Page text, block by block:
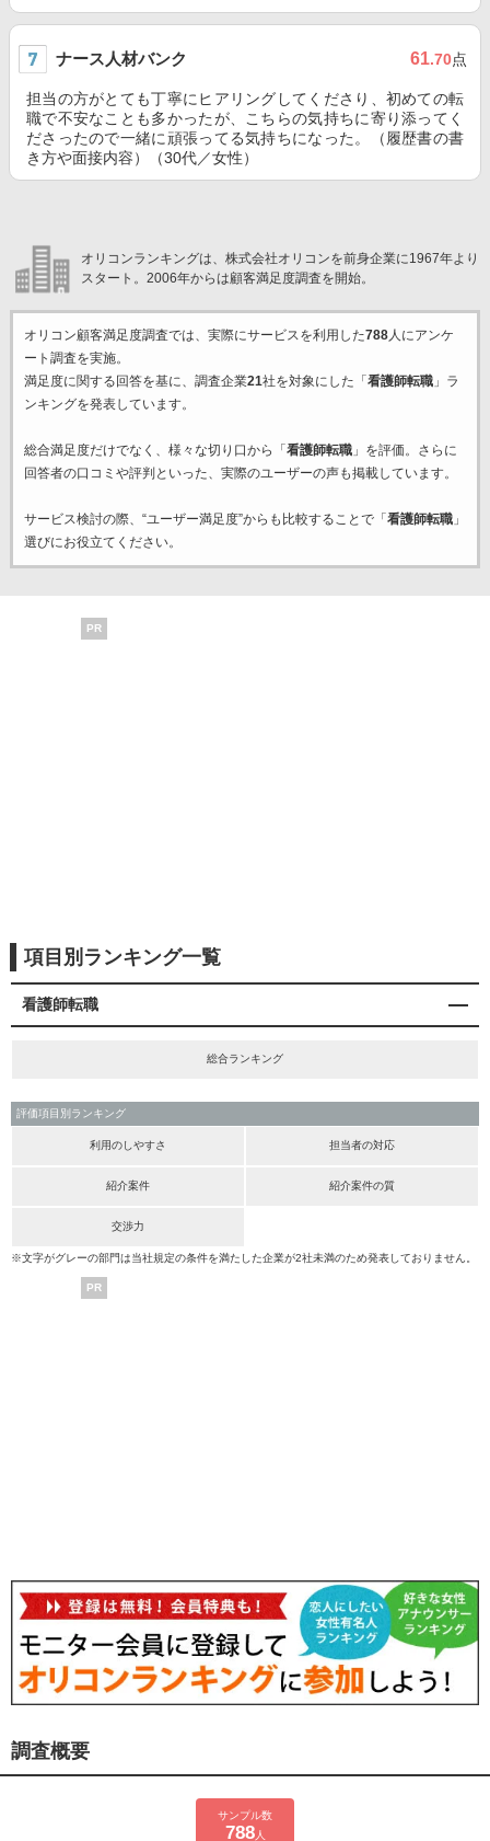
ナース人材バンク 61.70点
担当の方がとても丁寧にヒアリングしてくださり、初めての転
職で不安なことも多かったが、こちらの気持ちに寄り添ってく
ださったので一緒に頑張ってる気持ちになった。（履歴書の書
き方や面接内容）（30代／女性）
オリコンランキングは、株式会社オリコンを前身企業に1967年より
スタート。2006年からは顧客満足度調査を開始。
オリコン顧客満足度調査では、実際にサービスを利用した788人にアンケ
ート調査を実施。
満足度に関する回答を基に、調査企業21社を対象にした「 看護師転職」ラ
ンキングを発表しています。
総合満足度だけでなく、様々な切り口から「 看護師転職」を評価。さらに
回答者の口コミや評判といった、実際のユーザーの声も掲載しています。
サービス検討の際、“ユーザー満足度”からも比較することで「 看護師転職」
選びにお役立てください。
PR
項目別ランキング一覧
看護師転職
総合ランキング
評価項目別ランキング
利用のしやすさ 担当者の対応
紹介案件 紹介案件の質
交渉力
※文字がグレーの部門は当社規定の条件を満たした企業が2社未満のため発表しておりません。
PR
調査概要
サンプル数
788人